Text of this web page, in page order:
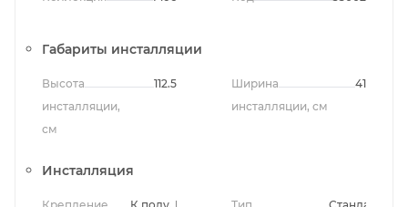
Габариты инсталляции
Высота
инсталляции,
см
112.5
Ширина
инсталляции, см
41
Инсталляция